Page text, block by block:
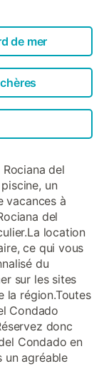
de mer
del
un
vacances à
del
location
ce qui vous
du
sur les sites
la région.Toutes
Condado
donc
Condado en
un agréable